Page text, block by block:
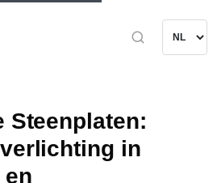
Steenplaten:
in